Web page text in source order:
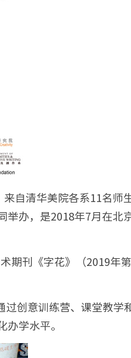
自清华美院各系11名师
办，是2018年7月在北
期刊《字花》（2019年
创意训练营、课堂教学
学水平。